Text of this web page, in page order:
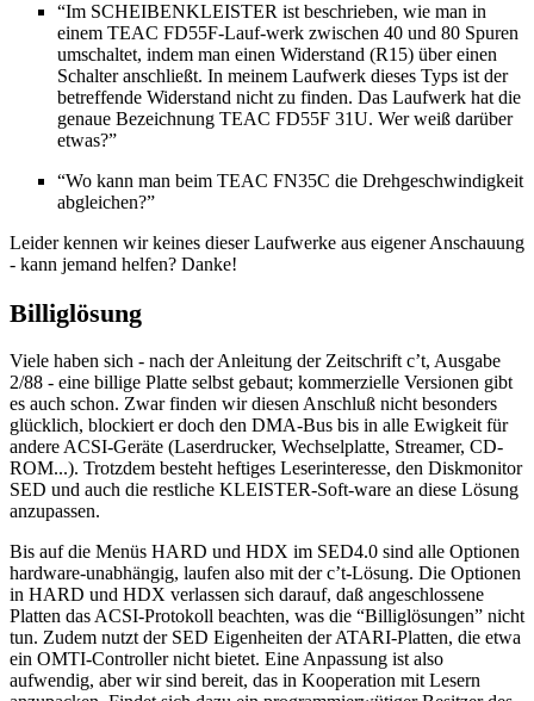
“Im SCHEIBENKLEISTER ist beschrieben, wie man in
einem TEAC FD55F-Lauf-werk zwischen 40 und 80 Spuren
umschaltet, indem man einen Widerstand (R15) über einen
Schalter anschließt. In meinem Laufwerk dieses Typs ist der
betreffende Widerstand nicht zu finden. Das Laufwerk hat die
genaue Bezeichnung TEAC FD55F 31U. Wer weiß darüber
etwas?”
“Wo kann man beim TEAC FN35C die Drehgeschwindigkeit
abgleichen?”
Leider kennen wir keines dieser Laufwerke aus eigener Anschauung
- kann jemand helfen? Danke!
Billiglösung
Viele haben sich - nach der Anleitung der Zeitschrift c’t, Ausgabe
2/88 - eine billige Platte selbst gebaut; kommerzielle Versionen gibt
es auch schon. Zwar finden wir diesen Anschluß nicht besonders
glücklich, blockiert er doch den DMA-Bus bis in alle Ewigkeit für
andere ACSI-Geräte (Laserdrucker, Wechselplatte, Streamer, CD-
ROM...). Trotzdem besteht heftiges Leserinteresse, den Diskmonitor
SED und auch die restliche KLEISTER-Soft-ware an diese Lösung
anzupassen.
Bis auf die Menüs HARD und HDX im SED4.0 sind alle Optionen
hardware-unabhängig, laufen also mit der c’t-Lösung. Die Optionen
in HARD und HDX verlassen sich darauf, daß angeschlossene
Platten das ACSI-Protokoll beachten, was die “Billiglösungen” nicht
tun. Zudem nutzt der SED Eigenheiten der ATARI-Platten, die etwa
ein OMTI-Controller nicht bietet. Eine Anpassung ist also
aufwendig, aber wir sind bereit, das in Kooperation mit Lesern